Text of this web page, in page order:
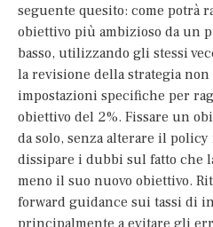
seguente quesito: come potrà
obiettivo più ambizioso da un
basso, utilizzando gli stessi
la revisione della strategia
impostazioni specifiche per
obiettivo del 2%. Fissare un
da solo, senza alterare il
dissipare i dubbi sul fatto che
meno il suo nuovo obiettivo.
forward guidance sui tassi di